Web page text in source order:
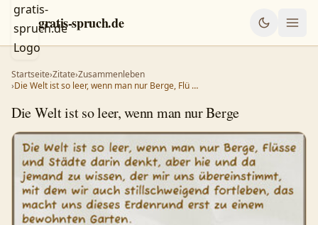
gratis-spruch.de
Startseite›Zitate›Zusammenleben
›Die Welt ist so leer, wenn man nur Berge, Flü …
Die Welt ist so leer, wenn man nur Berge